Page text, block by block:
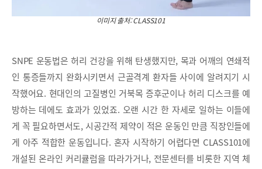
이미지 출처: CLASS101
SNPE 운동법은 허리 건강을 위해 탄생했지만, 목과 어깨의 연쇄적
인 통증들까지 완화시키면서 근골격계 환자들 사이에 알려지기 시
작했어요. 현대인의 고질병인 거북목 증후군이나 허리 디스크를 예
방하는 데에도 효과가 있었죠. 오랜 시간 한 자세로 일하는 이들에
게 꼭 필요하면서도, 시공간적 제약이 적은 운동인 만큼 직장인들에
게 아주 적합한 운동입니다. 혼자 시작하기 어렵다면 CLASS101에
개설된 온라인 커리큘럼을 따라가거나, 전문센터를 비롯한 지역 체